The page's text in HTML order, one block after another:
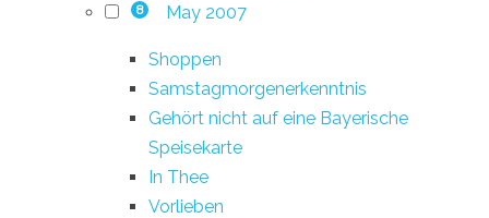
8 May 2007
Shoppen
Samstagmorgenerkenntnis
Gehört nicht auf eine Bayerische
Speisekarte
In Thee
Vorlieben